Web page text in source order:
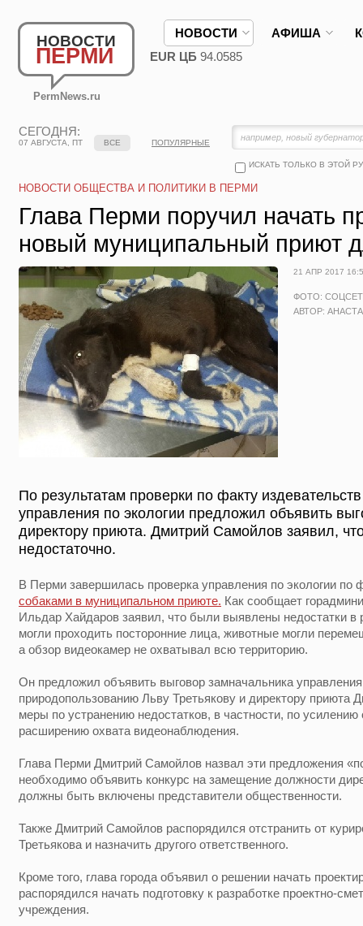
НОВОСТИ
ПЕРМИ
PermNews.ru
НОВОСТИ АФИША
EUR ЦБ 94.0585
СЕГОДНЯ:
07 АВГУСТА, ПТ
ИСКАТЬ ТОЛЬКО В ЭТОЙ
ВСЕ ПОПУЛЯРНЫЕ
НОВОСТИ ОБЩЕСТВА И ПОЛИТИКИ В ПЕРМИ
Глава Перми поручил начать
новый муниципальный приют
21 АПР 2017
ФОТО:
АВТОР:
По результатам проверки по факту
управления по экологии предложил объявить
директору приюта. Дмитрий Самойлов заявил,
недостаточно.
В Перми завершилась проверка управления по экологии по
собаками в муниципальном приюте. Как сообщает
Ильдар Хайдаров заявил, что были выявлены недостатки в
могли проходить посторонние лица, животные могли
а обзор видеокамер не охватывал всю территорию.
Он предложил объявить выговор замначальника управления
природопользованию Льву Третьякову и директору приюта
меры по устранению недостатков, в частности, по
расширению охвата видеонаблюдения.
Глава Перми Дмитрий Самойлов назвал эти предложения
необходимо объявить конкурс на замещение должности
должны быть включены представители общественности.
Также Дмитрий Самойлов распорядился отстранить от
Третьякова и назначить другого ответственного.
Кроме того, глава города объявил о решении начать
распорядился начать подготовку к разработке проектно-
учреждения.